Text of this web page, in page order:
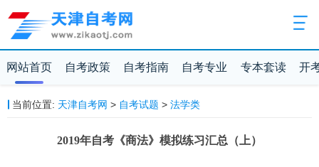
网站首页 自考政策 自考指南 自考专业 专本套读 开
当前位置: 天津自考网 > 自考试题 > 法学类
2019年自考《商法》模拟练习汇总（上）